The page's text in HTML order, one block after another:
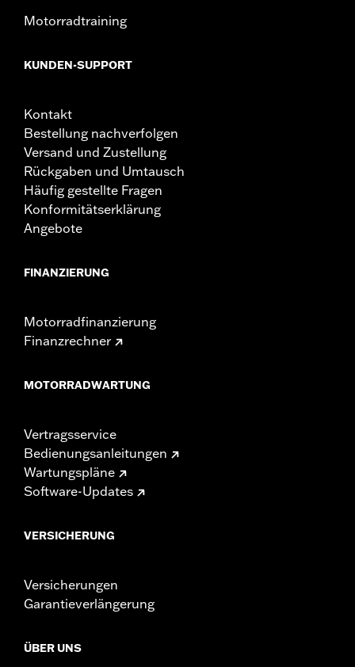
Motorradtraining
KUNDEN-SUPPORT
Kontakt
Bestellung nachverfolgen
Versand und Zustellung
Rückgaben und Umtausch
Häufig gestellte Fragen
Konformitätserklärung
Angebote
FINANZIERUNG
Motorradfinanzierung
Finanzrechner
MOTORRADWARTUNG
Vertragsservice
Bedienungsanleitungen
Wartungspläne
Software-Updates
VERSICHERUNG
Versicherungen
Garantieverlängerung
ÜBER UNS